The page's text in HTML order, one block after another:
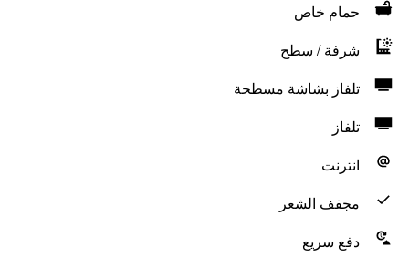
حمام خاص
شرفة / سطح
تلفاز بشاشة مسطحة
تلفاز
انترنت
مجفف الشعر
دفع سريع